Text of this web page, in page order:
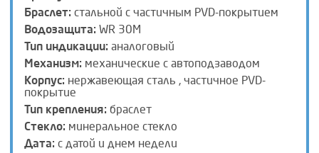
Браслет: стальной с частичным PVD-покрытием
Водозащита: WR 30M
Тип индикации: аналоговый
Механизм: механические с автоподзаводом
Корпус: нержавеющая сталь , частичное PVD-
покрытие
Тип крепления: браслет
Стекло: минеральное стекло
Дата: с датой и днем недели